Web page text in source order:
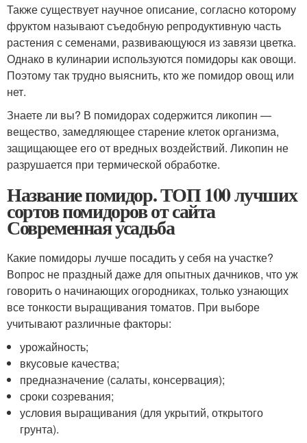
Также существует научное описание, согласно которому
фруктом называют съедобную репродуктивную часть
растения с семенами, развивающуюся из завязи цветка.
Однако в кулинарии используются помидоры как овощи.
Поэтому так трудно выяснить, кто же помидор овощ или
нет.
Знаете ли вы? В помидорах содержится ликопин —
вещество, замедляющее старение клеток организма,
защищающее его от вредных воздействий. Ликопин не
разрушается при термической обработке.
Название помидор. ТОП 100 лучших
сортов помидоров от сайта
Современная усадьба
Какие помидоры лучше посадить у себя на участке?
Вопрос не праздный даже для опытных дачников, что уж
говорить о начинающих огородниках, только узнающих
все тонкости выращивания томатов. При выборе
учитывают различные факторы:
урожайность;
вкусовые качества;
предназначение (салаты, консервация);
сроки созревания;
условия выращивания (для укрытий, открытого
грунта).